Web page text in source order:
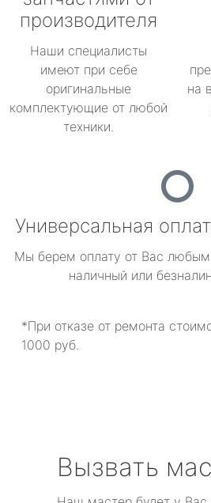
производителя
Наши специалисты
имеют при себе
оригинальные
комплектующие от любой
техники.
на
Универсальная
Мы берем оплату от Вас
наличный или
*При отказе от ремонта
1000 руб.
Вызвать